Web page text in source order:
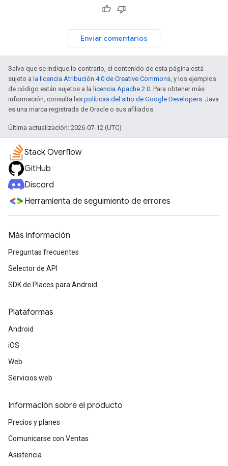
Enviar comentarios
Salvo que se indique lo contrario, el contenido de esta página está
sujeto a la licencia Atribución 4.0 de Creative Commons , y los ejemplos
de código están sujetos a la licencia Apache 2.0 . Para obtener más
información, consulta las políticas del sitio de Google Developers . Java
es una marca registrada de Oracle o sus afiliados.
Última actualización: 2026-07-12 (UTC)
Stack Overflow
GitHub
Discord
Herramienta de seguimiento de errores
Más información
Preguntas frecuentes
Selector de API
SDK de Places para Android
Plataformas
Android
iOS
Web
Servicios web
Información sobre el producto
Precios y planes
Comunicarse con Ventas
Asistencia